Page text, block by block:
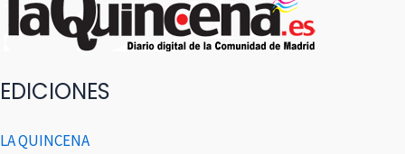
EDICIONES
LA QUINCENA